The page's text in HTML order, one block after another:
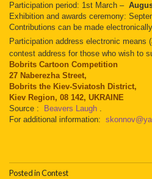
Participation period: 1st March –
Exhibition and awards ceremony:
Contributions can be made
Participation address electronic means
contest address for those who wish to
Bobrits Cartoon Competition
27 Naberezha Street,
Bobrits the Kiev-Sviatosh District,
Kiev Region, 08 142, UKRAINE
Source :
Beavers Laugh .
For additional information:
Posted inContest